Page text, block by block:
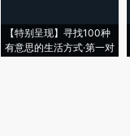
【特别呈现】寻找100种
有意思的生活方式·第一对